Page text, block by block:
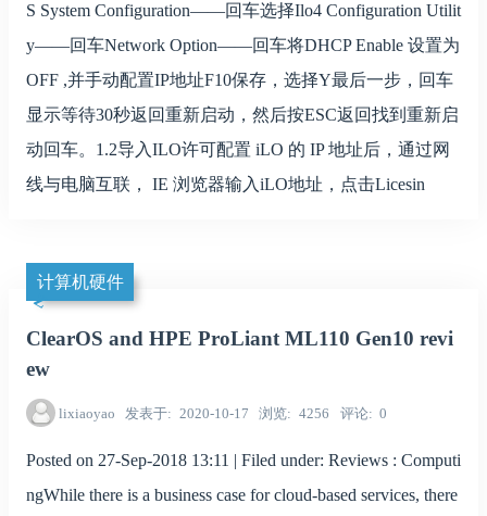
S System Configuration——回车选择Ilo4 Configuration Utilit
y——回车Network Option——回车将DHCP Enable 设置为
OFF ,并手动配置IP地址F10保存，选择Y最后一步，回车
显示等待30秒返回重新启动，然后按ESC返回找到重新启
动回车。1.2导入ILO许可配置 iLO 的 IP 地址后，通过网
线与电脑互联， IE 浏览器输入iLO地址，点击Licesin
计算机硬件
ClearOS and HPE ProLiant ML110 Gen10 revi
ew
lixiaoyao 发表于 2020-10-17 浏览 4256 评论 0
Posted on 27-Sep-2018 13:11 | Filed under: Reviews : Computi
ngWhile there is a business case for cloud-based services, there